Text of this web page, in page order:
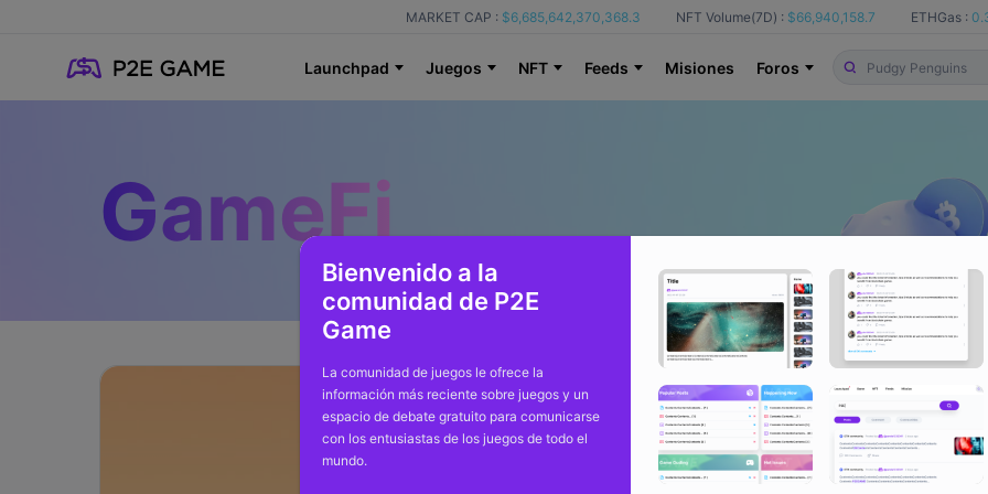
MARKET CAP : $6,685,642,370,368.3 NFT Volume(7D) : $66,940,158.7 ETHGas :
Launchpad Juegos NFT Feeds Misiones Foros
Bienvenido a la
comunidad de P2E
Game
La comunidad de juegos le ofrece la
información más reciente sobre juegos y un
espacio de debate gratuito para comunicarse
con los entusiastas de los juegos de todo el
mundo.
GameFi